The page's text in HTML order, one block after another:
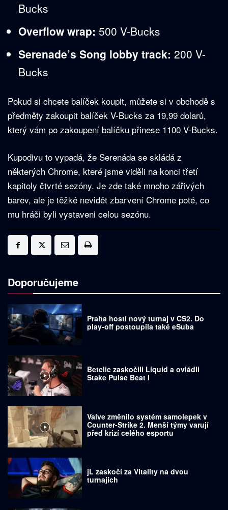
Bucks
Overflow wrap: 500 V-Bucks
Serenade’s Song lobby track: 200 V-
Bucks
Pokud si chcete balíček koupit, můžete si v obchodě s
předměty zakoupit balíček V-Bucks za 19,99 dolarů,
který vám po zakoupení balíčku přinese 1100 V-Bucks.
Kupodivu to vypadá, že Serenáda se skládá z
některých Chrome, které jsme viděli na konci třetí
kapitoly čtvrté sezóny. Je zde také mnoho zářivých
barev, ale je těžké nevidět zbarvení Chrome poté, co
mu hráči byli vystaveni celou sezónu.
Doporučujeme
Praha hostí nový turnaj v CS2. Do
play-off postoupila také eSuba
Betclic zaskočili Liquid a ovládli
Stake Pulse Beat I
Valve změnilo systém samolepek v
Counter-Strike 2. Menší týmy varují
před krizí celého esportu
jL zaskočí za Vitality na dvou
turnajích